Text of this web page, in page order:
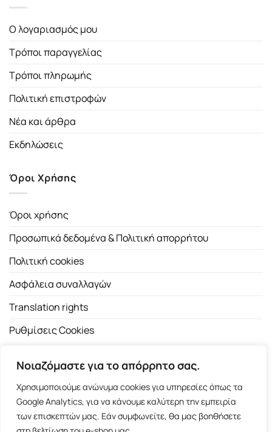
Νοιαζόμαστε για το απόρρητο σας.
Χρησιμοποιούμε ανώνυμα cookies για υπηρεσίες όπως τα
Google Analytics, για να κάνουμε καλύτερη την εμπειρία
των επισκεπτών μας. Εάν συμφωνείτε, θα μας βοηθήσετε
Ο λογαριασμός μου
Τρόποι παραγγελίας
Τρόποι πληρωμής
Πολιτική επιστροφών
Νέα και άρθρα
Εκδηλώσεις
Όροι Χρήσης
Όροι χρήσης
Προσωπικά δεδομένα & Πολιτική απορρήτου
Πολιτική cookies
Ασφάλεια συναλλαγών
Translation rights
Ρυθμίσεις Cookies
Copyright 2026 ©Εκδοτικός Οίκος Α.Α. Λιβάνη| All rights